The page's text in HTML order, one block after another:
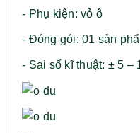
- Phụ kiện: vỏ ô
- Đóng gói: 01 sản
- Sai số kĩ thuật: ± 5 –